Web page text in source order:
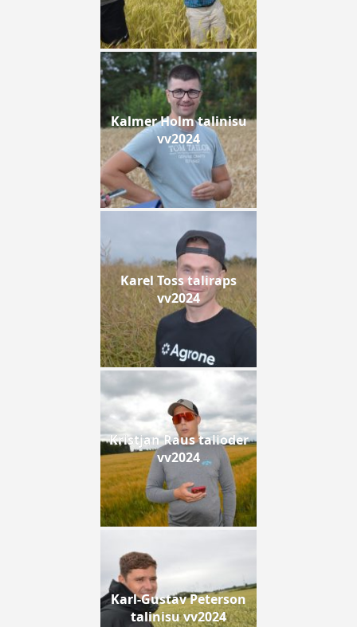
Kalmer Holm talinisu
vv2024
Karel Toss taliraps
vv2024
Kristjan Raus talioder
vv2024
Karl-Gustav Peterson
talinisu vv2024